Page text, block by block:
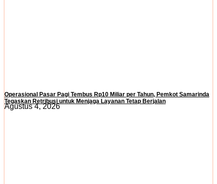
Operasional Pasar Pagi Tembus Rp10 Miliar per Tahun, Pemkot Samarinda
Tegaskan Retribusi untuk Menjaga Layanan Tetap Berjalan
Agustus 4, 2026